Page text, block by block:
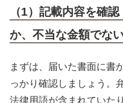
（1）記載内容を確
か、不当な金額でない
まずは、届いた書面に書
っかり確認しましょう。
法律用語が含まれていた